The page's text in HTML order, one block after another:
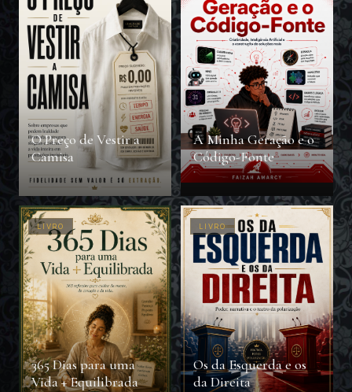
O Preço de Vestir a
Camisa
A Minha Geração e o
Código-Fonte
LIVRO
365 Dias para uma
Vida + Equilibrada
LIVRO
Os da Esquerda e os
da Direita